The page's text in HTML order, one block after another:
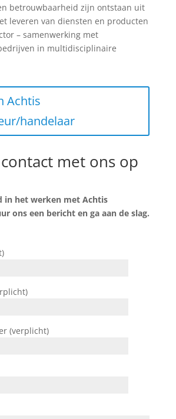
betrouwbaarheid zijn ontstaan uit
leveren van diensten en producten
– samenwerking met
in multidisciplinaire
Achtis
handelaar
met ons op
in het werken met Achtis
ons een bericht en ga aan de slag.
(verplicht)